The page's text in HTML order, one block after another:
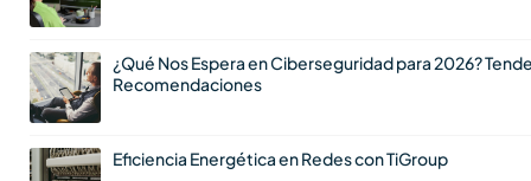
¿Qué Nos Espera en Ciberseguridad para 2026?
Recomendaciones
Eficiencia Energética en Redes con TiGroup